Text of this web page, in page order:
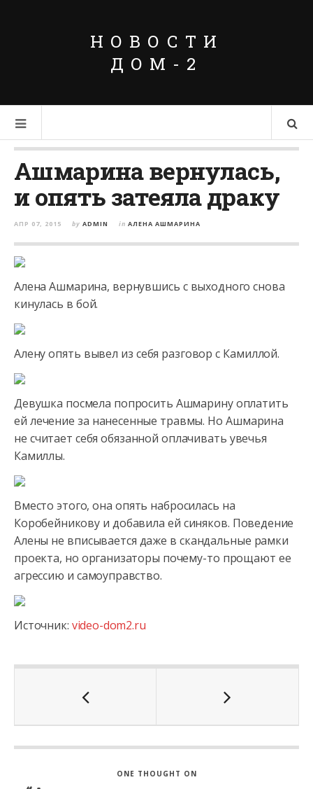
НОВОСТИ
ДОМ-2
Ашмарина вернулась,
и опять затеяла драку
АПР 07, 2015 by ADMIN in АЛЕНА АШМАРИНА
Алена Ашмарина, вернувшись с выходного снова
кинулась в бой.
Алену опять вывел из себя разговор с Камиллой.
Девушка посмела попросить Ашмарину оплатить
ей лечение за нанесенные травмы. Но Ашмарина
не считает себя обязанной оплачивать увечья
Камиллы.
Вместо этого, она опять набросилась на
Коробейникову и добавила ей синяков. Поведение
Алены не вписывается даже в скандальные рамки
проекта, но организаторы почему-то прощают ее
агрессию и самоуправство.
Источник: video-dom2.ru
ONE THOUGHT ON